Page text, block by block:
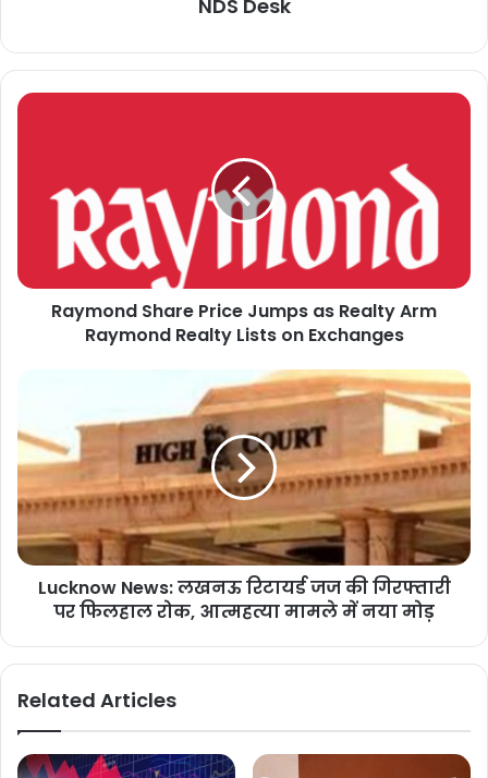
NDS Desk
Raymond Share Price Jumps as Realty Arm
Raymond Realty Lists on Exchanges
Lucknow News: लखनऊ रिटायर्ड जज की गिरफ्तारी
पर फिलहाल रोक, आत्महत्या मामले में नया मोड़
Related Articles